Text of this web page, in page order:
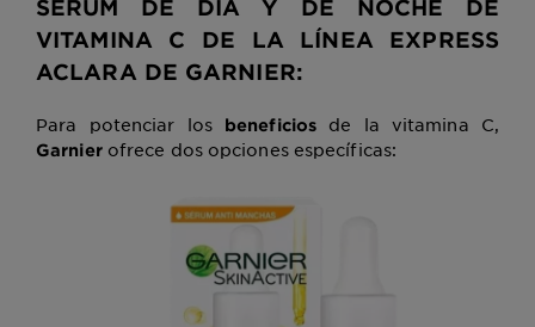
SÉRUM DE DÍA Y DE NOCHE DE
VITAMINA C DE LA LÍNEA EXPRESS
ACLARA DE GARNIER:
Para potenciar los beneficios de la vitamina C,
Garnierofrece dos opciones específicas: